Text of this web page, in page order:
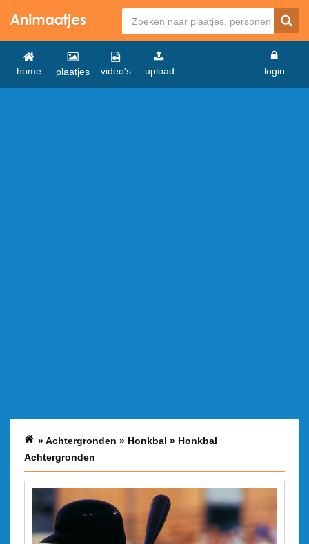
home plaatjes video's upload login
»Achtergronden » Honkbal » Honkbal
Achtergronden